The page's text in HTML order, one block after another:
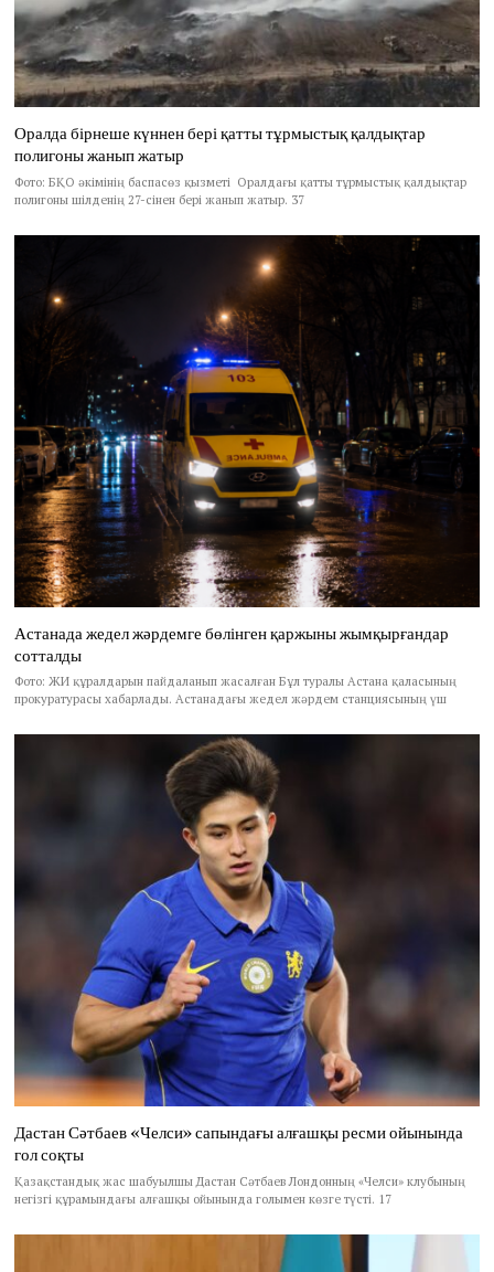
Оралда бірнеше күннен бері қатты тұрмыстық қалдықтар
полигоны жанып жатыр
Фото: БҚО әкімінің баспасөз қызметі Оралдағы қатты тұрмыстық қалдықтар
полигоны шілденің 27-сінен бері жанып жатыр. 37
Астанада жедел жәрдемге бөлінген қаржыны жымқырғандар
сотталды
Фото: ЖИ құралдарын пайдаланып жасалған Бұл туралы Астана қаласының
прокуратурасы хабарлады. Астанадағы жедел жәрдем станциясының үш
Дастан Сәтбаев «Челси» сапындағы алғашқы ресми ойынында
гол соқты
Қазақстандық жас шабуылшы Дастан Сәтбаев Лондонның «Челси» клубының
негізгі құрамындағы алғашқы ойынында голымен көзге түсті. 17